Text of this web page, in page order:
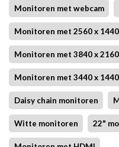
Monitoren met webcam
Monitoren met 2560 x
Monitoren met 3840 x
Monitoren met 3440 x
Daisy chain monitoren
Witte monitoren 22"